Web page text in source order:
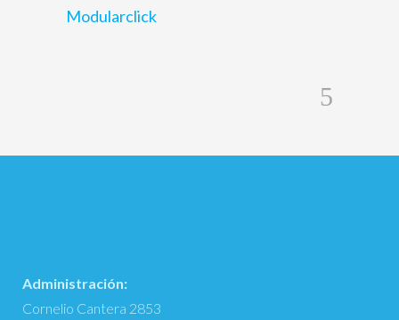
Modularclick
Administración:
Cornelio Cantera 2853